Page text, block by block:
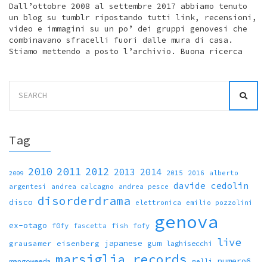
Dall’ottobre 2008 al settembre 2017 abbiamo tenuto
un blog su tumblr ripostando tutti link, recensioni,
video e immagini su un po’ dei gruppi genovesi che
combinavano sfracelli fuori dalle mura di casa.
Stiamo mettendo a posto l’archivio. Buona ricerca
for:
Tag
2009 2010 2011 2012 2013 2014 2015 2016
alberto
argentesi
andrea calcagno andrea pesce davide cedolin
disco disorderdrama elettronica emilio pozzolini
ex-otago f0fy fascetta fish fofy genova
grausamer eisenberg japanese gum laghisecchi live